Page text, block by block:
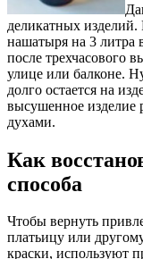
деликатных изделий.
нашатыря на 3 литра
после трехчасового
улице или балконе.
долго остается на
высушенное изделие
духами.
Как
способа
Чтобы вернуть
платьицу или
краски, используют